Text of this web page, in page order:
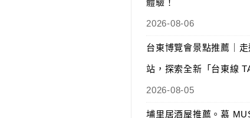
體驗！
2026-08-06
台東博覽會景點推薦｜
站，探索全新「台東線
2026-08-05
埔里居酒屋推薦。慕